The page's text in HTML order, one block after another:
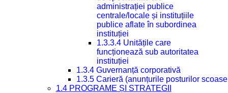
administrației publice
centrale/locale și instituțiile
publice aflate în subordinea
instituției
1.3.3.4 Unitățile care
funcționează sub autoritatea
instituției
1.3.4 Guvernanță corporativă
1.3.5 Carieră (anunțurile posturilor
1.4 PROGRAME ȘI STRATEGII